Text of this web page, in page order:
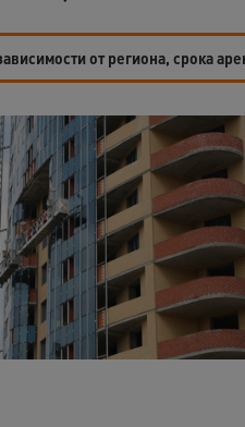
от региона, срока